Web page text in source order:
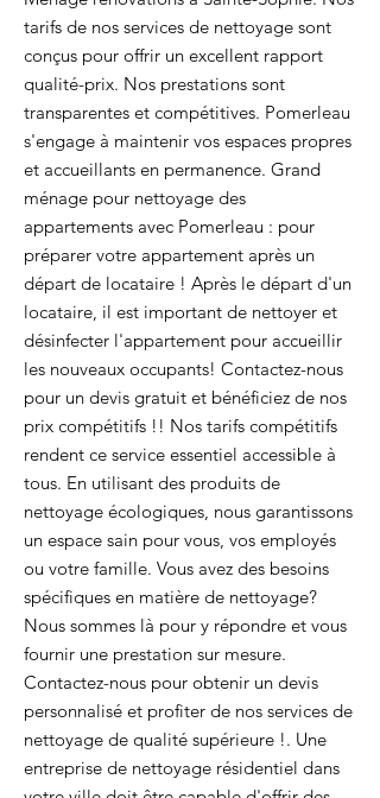
tarifs de nos services de nettoyage sont
conçus pour offrir un excellent rapport
qualité-prix. Nos prestations sont
transparentes et compétitives. Pomerleau
s'engage à maintenir vos espaces propres
et accueillants en permanence. Grand
ménage pour nettoyage des
appartements avec Pomerleau : pour
préparer votre appartement après un
départ de locataire ! Après le départ d'un
locataire, il est important de nettoyer et
désinfecter l'appartement pour accueillir
les nouveaux occupants! Contactez-nous
pour un devis gratuit et bénéficiez de nos
prix compétitifs !! Nos tarifs compétitifs
rendent ce service essentiel accessible à
tous. En utilisant des produits de
nettoyage écologiques, nous garantissons
un espace sain pour vous, vos employés
ou votre famille. Vous avez des besoins
spécifiques en matière de nettoyage?
Nous sommes là pour y répondre et vous
fournir une prestation sur mesure.
Contactez-nous pour obtenir un devis
personnalisé et profiter de nos services de
nettoyage de qualité supérieure !. Une
entreprise de nettoyage résidentiel dans